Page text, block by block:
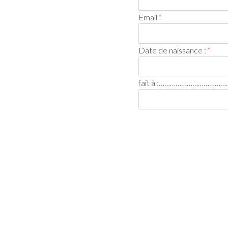
Email *
Date de naissance : *
fait à